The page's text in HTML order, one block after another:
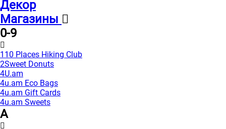
Декор
Магазины
0-9
110 Places Hiking Club
2Sweet Donuts
4U.am
4u.am Eco Bags
4u.am Gift Cards
4u.am Sweets
A